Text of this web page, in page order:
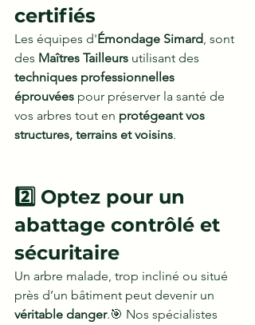
certifiés
Les équipes d'Émondage Simard , sont
des Maîtres Tailleurs utilisant des
techniques professionnelles
éprouvées pour préserver la santé de
vos arbres tout en protégeant vos
structures, terrains et voisins.
2️⃣ Optez pour un
abattage contrôlé et
sécuritaire
Un arbre malade, trop incliné ou situé
près d’un bâtiment peut devenir un
véritable danger.🎯 Nos spécialistes